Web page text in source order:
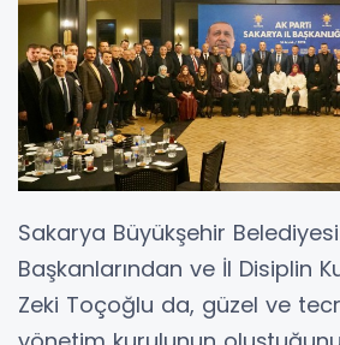
Sakarya Büyükşehir
Başkanlarından ve İl Disiplin
Zeki Toçoğlu da, güzel ve